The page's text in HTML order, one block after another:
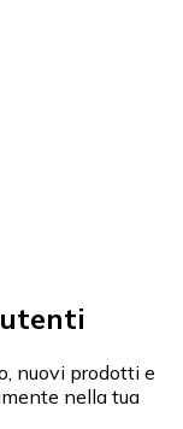
nuovi prodotti e
nella tua